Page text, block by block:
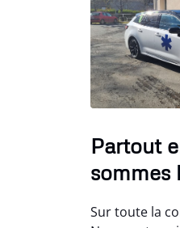
Partout
sommes
Sur toute la